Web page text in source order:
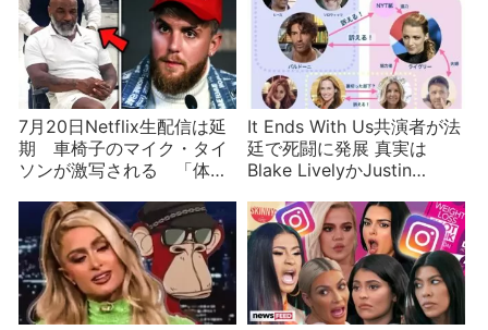
7月20日Netflix生配信は延
期 車椅子のマイク・タイ
ソンが激写される 「体調
It Ends With Us共演者が法
廷で死闘に発展 真実は
Blake LivelyかJustin